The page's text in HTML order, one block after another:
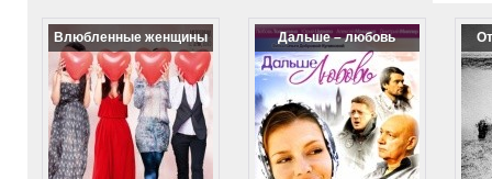
Влюбленные женщины Дальше – любовь